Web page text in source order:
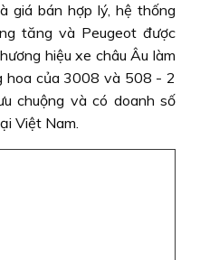
giá bán hợp lý, hệ thống
tăng và Peugeot được
hiệu xe châu Âu làm
hoa của 3008 và 508 - 2
chuộng và có doanh số
Việt Nam.